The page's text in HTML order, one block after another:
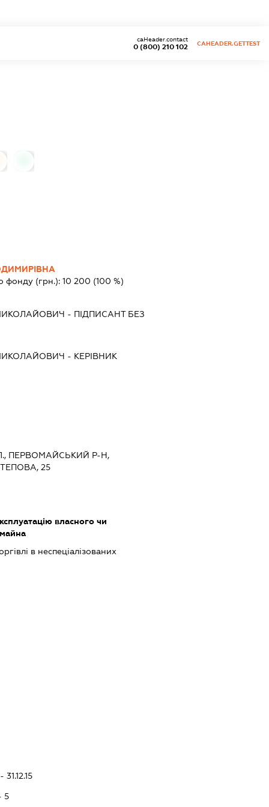
0 (800) 210 102
caHeader.contact
CAHEADER.GETTEST
фонду (грн.): 10 200 (100 %)
- ПІДПИСАНТБЕЗ
- КЕРІВНИК
ПЕРВОМАЙСЬКИЙ Р-Н,
25
власного чи
в неспеціалізованих
5